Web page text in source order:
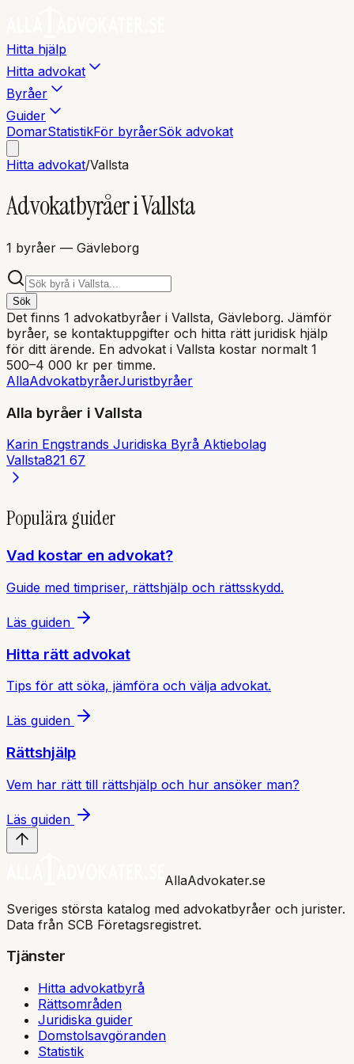
Hitta hjälp
Hitta advokat
Byråer
Guider
DomarStatistikFör byråerSök advokat
Hitta advokat/Vallsta
Advokatbyråer iVallsta
1 byråer — Gävleborg
Sök
Det finns 1 advokatbyråer i Vallsta, Gävleborg. Jämför
byråer, se kontaktuppgifter och hitta rätt juridisk hjälp
för ditt ärende. En advokat i Vallsta kostar normalt 1
500–4 000 kr per timme.
AllaAdvokatbyråerJuristbyråer
Alla byråer iVallsta
Karin Engstrands Juridiska Byrå Aktiebolag
Vallsta821 67
Populära guider
Vad kostar en advokat?
Guide med timpriser, rättshjälp och rättsskydd.
Läs guiden
Hitta rätt advokat
Tips för att söka, jämföra och välja advokat.
Läs guiden
Rättshjälp
Vem har rätt till rättshjälp och hur ansöker man?
Läs guiden
AllaAdvokater.se
Sveriges största katalog med advokatbyråer och jurister.
Data från SCB Företagsregistret.
Tjänster
Hitta advokatbyrå
Rättsområden
Juridiska guider
Domstolsavgöranden
Statistik